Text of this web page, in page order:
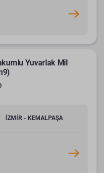
Yuvarlak Mil
İZMİR - KEMALPAŞA